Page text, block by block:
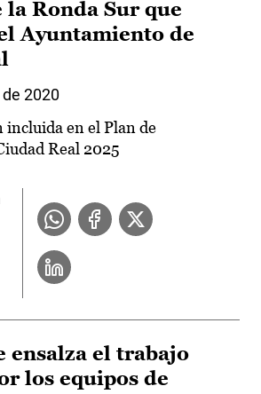
la Ronda Sur que
Ayuntamiento de
2020
incluida en el Plan de
Real 2025
ensalza el trabajo
los equipos de